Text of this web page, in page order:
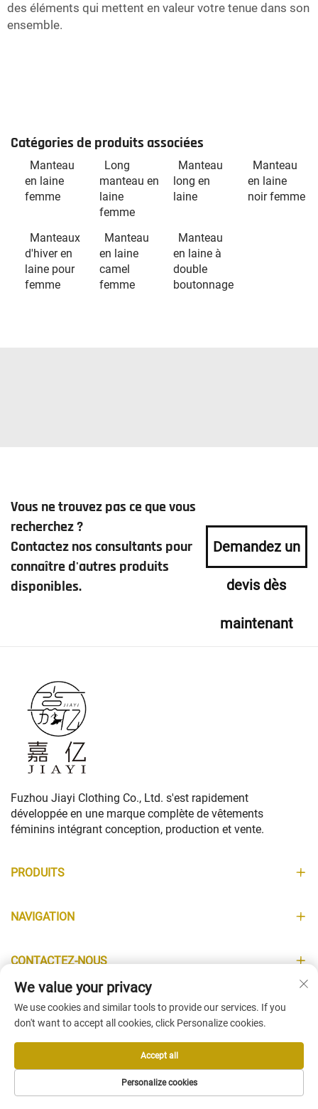
des éléments qui mettent en valeur votre tenue dans son
ensemble.
Catégories de produits associées
Manteau
en laine
femme
Long
manteau en
laine
femme
Manteau
long en
laine
Manteau
en laine
noir femme
Manteaux
d'hiver en
laine pour
femme
Manteau
en laine
camel
femme
Manteau
en laine à
double
boutonnage
Vous ne trouvez pas ce que vous
recherchez ?
Contactez nos consultants pour
connaître d'autres produits
disponibles.
Demandez un
devis dès
maintenant
Fuzhou Jiayi Clothing Co., Ltd. s'est rapidement
développée en une marque complète de vêtements
féminins intégrant conception, production et vente.
PRODUITS
NAVIGATION
CONTACTEZ-NOUS
INFORMATIONS
Copyright © Fuzhou Jiayi Clothing Co., Ltd. All Rights Reserved -
We value your privacy
We use cookies and similar tools to provide our services. If you
don't want to accept all cookies, click Personalize cookies.
Personalize cookies
Accept all